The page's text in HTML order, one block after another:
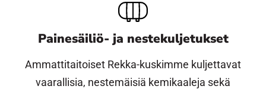
Painesäiliö- ja nestekuljetukset
Ammattitaitoiset Rekka-kuskimme kuljettavat
vaarallisia, nestemäisiä kemikaaleja sekä